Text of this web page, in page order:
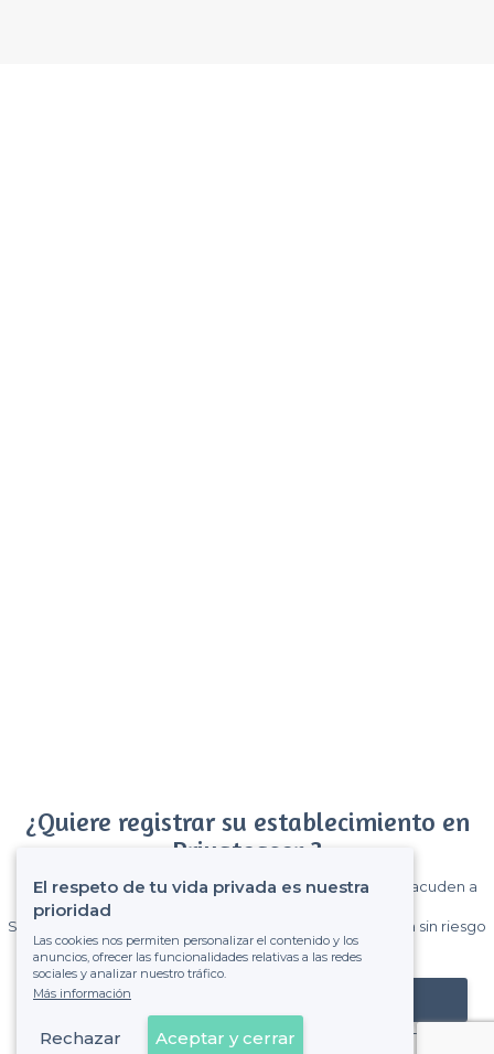
¿Quiere registrar su establecimiento en
Privateaser ?
Gane muchos clientes entre el millón de visitantes que acuden a
Sin comisiones y sin compromiso, pagas una cantidad fija sin riesgo
de ver la factura.
Registrar mi establecimiento
El respeto de tu vida privada es nuestra
prioridad
Las cookies nos permiten personalizar el contenido y los
anuncios, ofrecer las funcionalidades relativas a las redes
sociales y analizar nuestro tráfico.
Más información
Rechazar Aceptar y cerrar